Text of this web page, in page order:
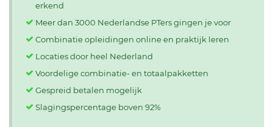
erkend
Meer dan 3000 Nederlandse PTers gingen je voor
Combinatie opleidingen online en praktijk leren
Locaties door heel Nederland
Voordelige combinatie- en totaalpakketten
Gespreid betalen mogelijk
Slagingspercentage boven 92%